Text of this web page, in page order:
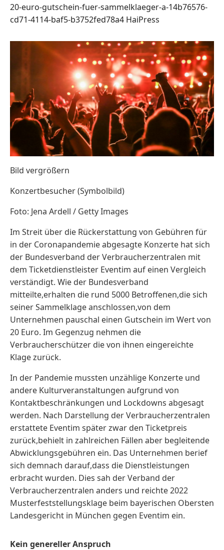
20-euro-gutschein-fuer-sammelklaeger-a-14b76576-
cd71-4114-baf5-b3752fed78a4 HaiPress
Bild vergrößern
Konzertbesucher (Symbolbild)
Foto: Jena Ardell / Getty Images
Im Streit über die Rückerstattung von Gebühren für
in der Coronapandemie abgesagte Konzerte hat sich
der Bundesverband der Verbraucherzentralen mit
dem Ticketdienstleister Eventim auf einen Vergleich
verständigt. Wie der Bundesverband
mitteilte,erhalten die rund 5000 Betroffenen,die sich
seiner Sammelklage anschlossen,von dem
Unternehmen pauschal einen Gutschein im Wert von
20 Euro. Im Gegenzug nehmen die
Verbraucherschützer die von ihnen eingereichte
Klage zurück.
In der Pandemie mussten unzählige Konzerte und
andere Kulturveranstaltungen aufgrund von
Kontaktbeschränkungen und Lockdowns abgesagt
werden. Nach Darstellung der Verbraucherzentralen
erstattete Eventim später zwar den Ticketpreis
zurück,behielt in zahlreichen Fällen aber begleitende
Abwicklungsgebühren ein. Das Unternehmen berief
sich demnach darauf,dass die Dienstleistungen
erbracht wurden. Dies sah der Verband der
Verbraucherzentralen anders und reichte 2022
Musterfeststellungsklage beim bayerischen Obersten
Landesgericht in München gegen Eventim ein.
Kein genereller Anspruch